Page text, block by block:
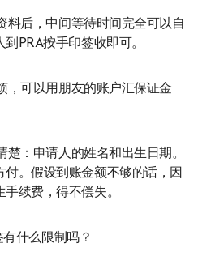
后，中间等待时间完全可以自
PRA按手印签收即可。
可以用朋友的账户汇保证金
：申请人的姓名和出生日期。
付。假设到账金额不够的话，因
续费，得不偿失。
什么限制吗？